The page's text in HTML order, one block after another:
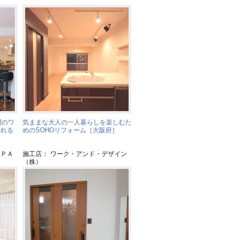
ワ
る
Ａ
気ままな大人の一人暮らしを楽しむた
めのSOHOリフォーム［大阪府］
施工店： ワーク・アンド・デザイン
（株）